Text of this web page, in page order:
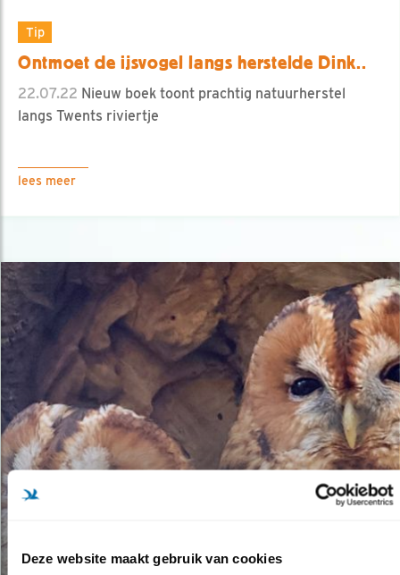
Deze website maakt gebruik van cookies
Tip
Ontmoet de ijsvogel langs herstelde Dink..
22.07.22 Nieuw boek toont prachtig natuurherstel
langs Twents riviertje
lees meer